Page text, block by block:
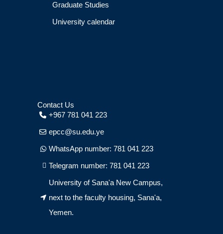
Graduate Studies
University calendar
Contact Us
+967 781 041 223
epcc@su.edu.ye
WhatsApp number: 781 041 223
Telegram number: 781 041 223
University of Sana'a New Campus,
next to the faculty housing, Sana'a,
Yemen.